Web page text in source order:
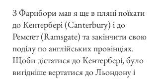
З Фарнбори мав я ще в пляні поїхати
до Кентербері (Canterbury) і до
Ремсґет (Ramsgate) та закінчити свою
поділу по англійських провінціях.
Щоби дістатися до Кентербері, було
вигідніше вертатися до Льондону і